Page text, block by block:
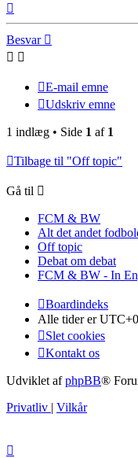
Besvar
E-mail emne
Udskriv emne
1 indlæg • Side 1 af 1
Tilbage til "Off topic"
Gå til
FCM & BW
Alt det andet
Off topic
Debat om debat
FCM & BW - In
Boardindeks
Alle tider er
Slet cookies
Kontakt os
Udviklet afphpBB®
Privatliv | Vilkår